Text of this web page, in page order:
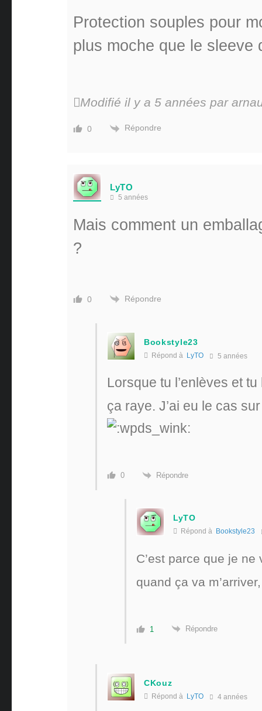
Protection souples pour
plus moche que le sleeve
Modifié il y a 5 années par
0 Répondre
LyTO
5 années
Mais comment un
?
0 Répondre
Bookstyle23
Répond à LyTO 5 années
Lorsque tu l’enlèves et
ça raye. J’ai eu le cas
0 Répondre
LyTO
Répond à Bookstyle23
C’est parce que je
quand ça va
1 Répondre
CKouz
Répond à LyTO 4 années